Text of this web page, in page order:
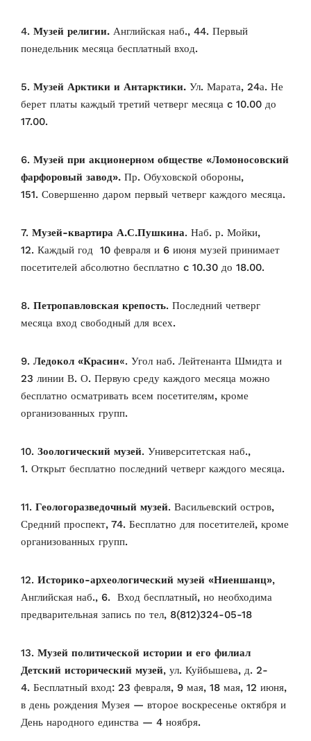
4. Музей религии. Английская наб., 44. Первый
понедельник месяца бесплатный вход.
5. Музей Арктики и Антарктики. Ул. Марата, 24а. Не
берет платы каждый третий четверг месяца c 10.00 до
17.00.
6. Музей при акционерном обществе «Ломоносовский
фарфоровый завод». Пр. Обуховской обороны,
151. Совершенно даром первый четверг каждого месяца.
7. Музей-квартира А.С.Пушкина. Наб. р. Мойки,
12. Каждый год 10 февраля и 6 июня музей принимает
посетителей абсолютно бесплатно c 10.30 до 18.00.
8. Петропавловская крепость. Последний четверг
месяца вход свободный для всех.
9. Ледокол «Красин«. Угол наб. Лейтенанта Шмидта и
23 линии В. О. Первую среду каждого месяца можно
бесплатно осматривать всем посетителям, кроме
организованных групп.
10. Зоологический музей. Университетская наб.,
1. Открыт бесплатно последний четверг каждого месяца.
11. Геологоразведочный музей. Васильевский остров,
Средний проспект, 74. Бесплатно для посетителей, кроме
организованных групп.
12. Историко-археологический музей «Ниеншанц»,
Английская наб., 6. Вход бесплатный, но необходима
предварительная запись по тел, 8(812)324-05-18
13. Музей политической истории и его филиал
Детский исторический музей, ул. Куйбышева, д. 2-
4. Бесплатный вход: 23 февраля, 9 мая, 18 мая, 12 июня,
в день рождения Музея — второе воскресенье октября и
День народного единства — 4 ноября.